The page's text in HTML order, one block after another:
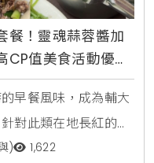
餐！靈魂蒜蓉醬加
值美食活動優惠
早餐風味，成為輔大
對此類在地長紅的美
去啦！創辦人梁翔渝
) 1,622